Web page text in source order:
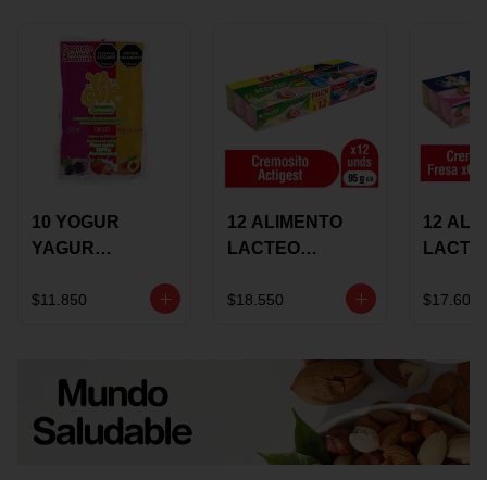
10 YOGUR
YAGUR
150ML SURTIDO
$11.850
12 ALIMENTO
LACTEO
ALQUERIA
$18.550
12
$17.600